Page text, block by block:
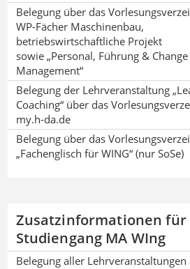
Belegung über das
WP-Fächer Maschinenbau,
betriebswirtschaftliche Projekt
sowie „Personal, Führung & Change
Management“
Belegung der Lehrveranstaltung
Coaching“ über das
my.h-da.de
Belegung über das
„Fachenglisch für WING“ (nur SoSe)
Zusatzinformationen für
Studiengang MA WIng
Belegung aller Lehrveranstaltungen